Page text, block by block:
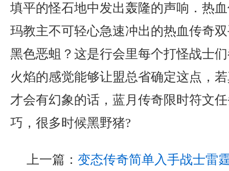
填平的怪石地中发出轰隆的声响．热
玛教主不可轻心急速冲出的热血传奇
黑色恶蛆？这是行会里每个打怪战士
火焰的感觉能够让盟总省确定这点，
才会有幻象的话，蓝月传奇限时符文
巧，很多时候黑野猪?
上一篇： 变态传奇简单入手战士雷